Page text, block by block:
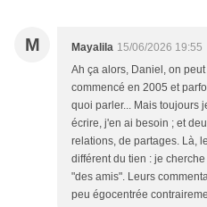
M Mayalila 15/06/2026 19:55
Ah ça alors, Daniel, on
commencé en 2005 et
quoi parler... Mais toujours
écrire, j'en ai besoin ; et
relations, de partages. Là,
différent du tien : je
"des amis". Leurs
peu égocentrée